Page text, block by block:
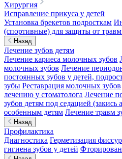
Хирургия
Исправление прикуса у детей
Установка брекетов подросткам
(спортивные) для защиты от травм
Назад
Лечение зубов детям
Лечение кариеса молочных зубов
молочных зубов Лечение
постоянных зубов у детей,
зубы Реставрация молочных зубов
лечению у стоматолога Лечение
зубов детям под седацией (закись
особенным детям Лечение травм
Назад
Профилактика
Диагностика Герметизация
гигиена зубов у детей